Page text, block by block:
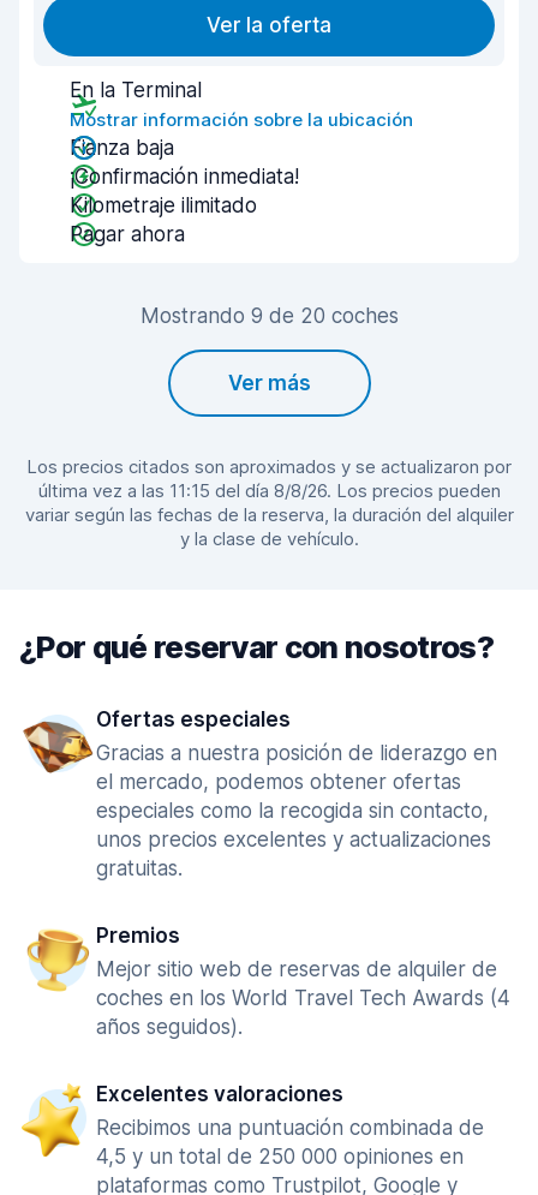
Ver la oferta
En la Terminal
Mostrar información sobre la ubicación
Fianza baja
¡Confirmación inmediata!
Kilometraje ilimitado
Pagar ahora
Mostrando 9 de 20 coches
Ver más
Los precios citados son aproximados y se actualizaron por
última vez a las 11:15 del día 8/8/26. Los precios pueden
variar según las fechas de la reserva, la duración del alquiler
y la clase de vehículo.
¿Por qué reservar con nosotros?
Ofertas especiales
Gracias a nuestra posición de liderazgo en
el mercado, podemos obtener ofertas
especiales como la recogida sin contacto,
unos precios excelentes y actualizaciones
gratuitas.
Premios
Mejor sitio web de reservas de alquiler de
coches en los World Travel Tech Awards (4
años seguidos).
Excelentes valoraciones
Recibimos una puntuación combinada de
4,5 y un total de 250 000 opiniones en
plataformas como Trustpilot, Google y